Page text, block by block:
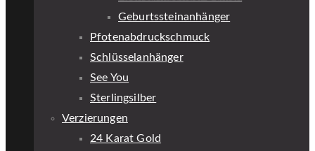
Geburtssteinanhänger
Pfotenabdruckschmuck
Schlüsselanhänger
See You
Sterlingsilber
Verzierungen
24 Karat Gold